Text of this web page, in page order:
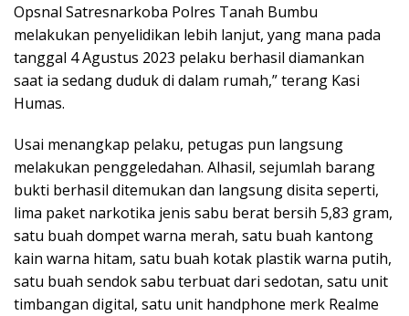
Opsnal Satresnarkoba Polres Tanah Bumbu
melakukan penyelidikan lebih lanjut, yang mana pada
tanggal 4 Agustus 2023 pelaku berhasil diamankan
saat ia sedang duduk di dalam rumah,” terang Kasi
Humas.
Usai menangkap pelaku, petugas pun langsung
melakukan penggeledahan. Alhasil, sejumlah barang
bukti berhasil ditemukan dan langsung disita seperti,
lima paket narkotika jenis sabu berat bersih 5,83 gram,
satu buah dompet warna merah, satu buah kantong
kain warna hitam, satu buah kotak plastik warna putih,
satu buah sendok sabu terbuat dari sedotan, satu unit
timbangan digital, satu unit handphone merk Realme